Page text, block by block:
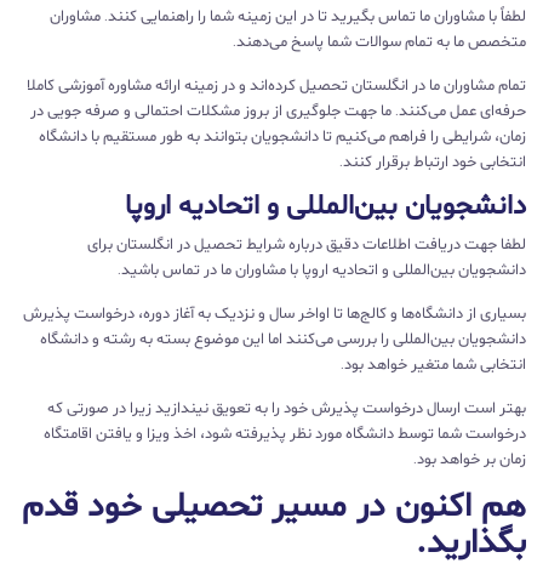
لطفاً با مشاوران ما تماس بگیرید تا در این زمینه شما را راهنمایی کنند. مشاوران
متخصص ما به تمام سوالات شما پاسخ می‌دهند.
تمام مشاوران ما در انگلستان تحصیل کرده‌اند و در زمینه ارائه مشاوره آموزشی کاملا
حرفه‌ای عمل می‌کنند. ما جهت جلوگیری از بروز مشکلات احتمالی و صرفه جویی در
زمان، شرایطی را فراهم می‌کنیم تا دانشجویان بتوانند به طور مستقیم با دانشگاه
انتخابی خود ارتباط برقرار کنند.
دانشجویان بین‌المللی و اتحادیه اروپا
لطفا جهت دریافت اطلاعات دقیق درباره شرایط تحصیل در انگلستان برای
دانشجویان بین‌المللی و اتحادیه اروپا با مشاوران ما در تماس باشید.
بسیاری از دانشگاه‌ها و کالج‌ها تا اواخر سال و نزدیک به آغاز دوره، درخواست پذیرش
دانشجویان بین‌المللی را بررسی می‌کنند اما این موضوع بسته به رشته و دانشگاه
انتخابی شما متغیر خواهد بود.
بهتر است ارسال درخواست پذیرش خود را به تعویق نیندازید زیرا در صورتی که
درخواست شما توسط دانشگاه مورد نظر پذیرفته شود، اخذ ویزا و یافتن اقامتگاه
زمان بر خواهد بود.
هم اکنون در مسیر تحصیلی خود قدم
بگذارید.